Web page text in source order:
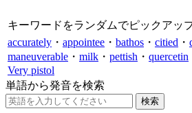
キーワードをランダムでピックアッ
accurately ・ appointee ・ bathos ・ citied ・
maneuverable ・ milk ・ pettish ・ quercetin
Very pistol
単語から発音を検索